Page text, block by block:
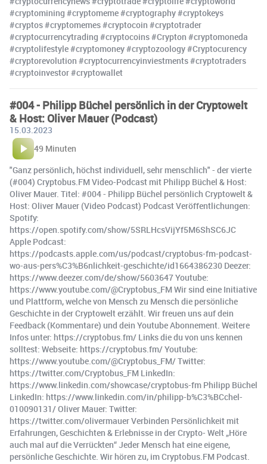
#cryptomining #cryptomeme #cryptography #cryptokeys
#cryptos #cryptomemes #cryptocoin #cryptotrader
#cryptocurrencytrading #cryptocoins #Crypton #cryptomoneda
#cryptolifestyle #cryptomoney #cryptozoology #Cryptocurency
#cryptorevolution #cryptocurrencyinviestments #cryptotraders
#cryptoinvestor #cryptowallet
#004 - Philipp Büchel persönlich in der Cryptowelt
& Host: Oliver Mauer (Podcast)
15.03.2023
49 Minuten
"Ganz persönlich, höchst individuell, sehr menschlich" - der vierte
(#004) Cryptobus.FM Video-Podcast mit Philipp Büchel & Host:
Oliver Mauer. Titel: #004 - Philipp Büchel persönlich Cryptowelt &
Host: Oliver Mauer (Video Podcast) Podcast Veröffentlichungen:
Spotify:
https://open.spotify.com/show/5SRLHcsVijYf5M6ShSC6JC
Apple Podcast:
https://podcasts.apple.com/us/podcast/cryptobus-fm-podcast-
wo-aus-pers%C3%B6nlichkeit-geschichte/id1664386230 Deezer:
https://www.deezer.com/de/show/5603647 Youtube:
https://www.youtube.com/@Cryptobus_FM Wir sind eine Initiative
und Plattform, welche von Mensch zu Mensch die persönliche
Geschichte in der Cryptowelt erzählt. Wir freuen uns auf dein
Feedback (Kommentare) und dein Youtube Abonnement. Weitere
Infos unter: https://cryptobus.fm/ Links die du von uns kennen
solltest: Webseite: https://cryptobus.fm/ Youtube:
https://www.youtube.com/@Cryptobus_FM/ Twitter:
https://twitter.com/Cryptobus_FM LinkedIn:
https://www.linkedin.com/showcase/cryptobus-fm Philipp Büchel
LinkedIn: https://www.linkedin.com/in/philipp-b%C3%BCchel-
010090131/ Oliver Mauer: Twitter:
https://twitter.com/olivermauer Verbinden Persönlichkeit mit
Erfahrungen, Geschichten & Erlebnisse in der Crypto- Welt „Höre
auch mal auf die Verrückten“ Jeder Mensch hat eine eigene,
persönliche Geschichte. Wir hören zu, im Cryptobus.FM Podcast.